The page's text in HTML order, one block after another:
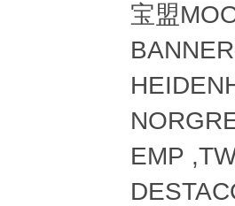
宝盟
EMP